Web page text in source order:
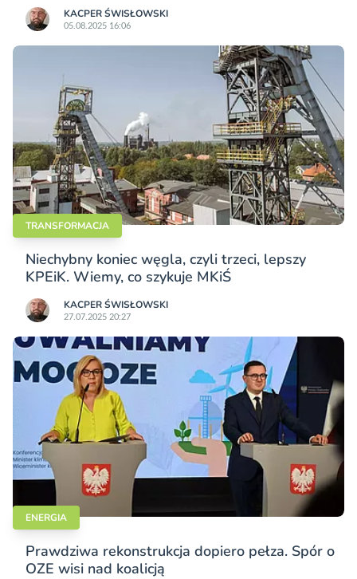
KACPER ŚWISŁO­WSKI
05.08.2025 16:06
TRANSFORMACJA
Niechybny koniec węgla, czyli trzeci, lepszy
KPEiK. Wiemy, co szykuje MKiŚ
KACPER ŚWISŁO­WSKI
27.07.2025 20:27
ENERGIA
Prawdziwa rekonstrukcja dopiero pełza. Spór o
OZE wisi nad koalicją